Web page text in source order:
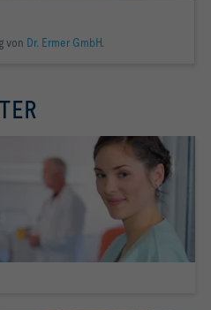
von Dr. Ermer GmbH.